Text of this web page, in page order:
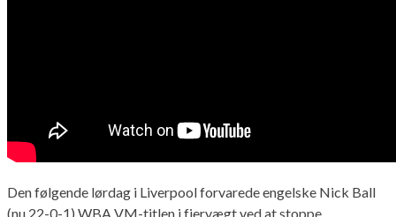
Den følgende lørdag i Liverpool forvarede engelske Nick Ball
(nu 22-0-1) WBA VM-titlen i fjervægt ved at stoppe